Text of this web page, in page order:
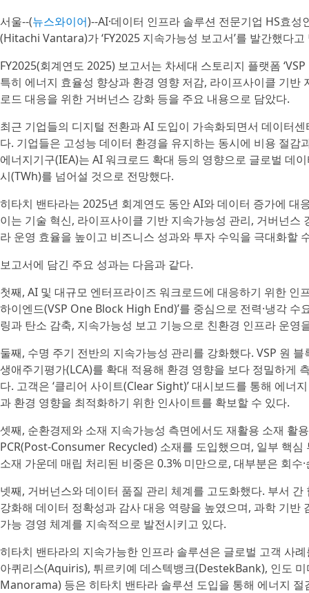
서울--(뉴스와이어)--AI·데이터 인프라 솔루션 전문기업 HS효
(Hitachi Vantara)가 ‘FY2025 지속가능성 보고서’를 발간했다고
FY2025(회계연도 2025) 보고서는 차세대 스토리지 플랫폼
특히 에너지 효율성 향상과 환경 영향 저감, 라이프사이클 기반
로드 대응을 위한 거버넌스 강화 등을 주요 내용으로 담았다.
최근 기업들의 디지털 전환과 AI 도입이 가속화되면서 데이터
다. 기업들은 고성능 데이터 환경을 유지하는 동시에 비용 절
에너지기구(IEA)는 AI 워크로드 확대 등의 영향으로 글로벌 데
시(TWh)를 넘어설 것으로 전망했다.
히타치 밴타라는 2025년 회계연도 동안 AI와 데이터 증가에 대
이는 기술 혁신, 라이프사이클 기반 지속가능성 관리, 거버넌
라 운영 효율을 높이고 비즈니스 성과와 투자 수익을 극대화할
보고서에 담긴 주요 성과는 다음과 같다.
첫째, AI 및 대규모 엔터프라이즈 워크로드에 대응하기 위한 인
하이엔드(VSP One Block High End)’를 중심으로 전력·냉각
링과 탄소 감축, 지속가능성 보고 기능으로 친환경 인프라 운영
둘째, 수명 주기 전반의 지속가능성 관리를 강화했다. VSP 원
생애주기평가(LCA)를 확대 적용해 환경 영향을 보다 정밀하게
다. 고객은 ‘클리어 사이트(Clear Sight)’ 대시보드를 통해 에너
과 환경 영향을 최적화하기 위한 인사이트를 확보할 수 있다.
셋째, 순환경제와 소재 지속가능성 측면에서도 재활용 소재 활
PCR(Post-Consumer Recycled) 소재를 도입했으며, 일부 핵
소재 가운데 매립 처리된 비중은 0.3% 미만으로, 대부분은 회
넷째, 거버넌스와 데이터 품질 관리 체계를 고도화했다. 부서
강화해 데이터 정확성과 감사 대응 역량을 높였으며, 과학 기반
가능 경영 체계를 지속적으로 발전시키고 있다.
히타치 밴타라의 지속가능한 인프라 솔루션은 글로벌 고객 사
아퀴리스(Aquiris), 튀르키예 데스텍뱅크(DestekBank), 인도
Manorama) 등은 히타치 밴타라 솔루션 도입을 통해 에너지